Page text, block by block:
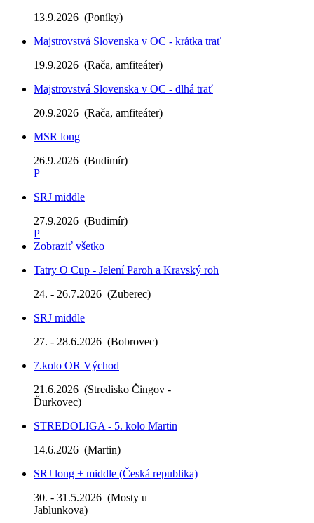
13.9.2026 (Poníky)
Majstrovstvá Slovenska v OC - krátka trať
19.9.2026 (Rača, amfiteáter)
Majstrovstvá Slovenska v OC - dlhá trať
20.9.2026 (Rača, amfiteáter)
MSR long
26.9.2026 (Budimír)
P
SRJ middle
27.9.2026 (Budimír)
P
Zobraziť všetko
Tatry O Cup - Jelení Paroh a Kravský roh
24. - 26.7.2026 (Zuberec)
SRJ middle
27. - 28.6.2026 (Bobrovec)
7.kolo OR Východ
21.6.2026 (Stredisko Čingov -
Ďurkovec)
STREDOLIGA - 5. kolo Martin
14.6.2026 (Martin)
SRJ long + middle (Česká republika)
30. - 31.5.2026 (Mosty u
Jablunkova)